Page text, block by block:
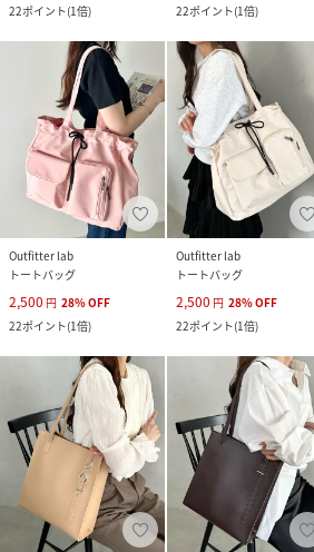
22ポイント(1倍)
22ポイント(1倍)
Outfitter lab
トートバッグ
2,500 円 28%OFF
22ポイント(1倍)
Outfitter lab
トートバッグ
2,500 円 28%OFF
22ポイント(1倍)